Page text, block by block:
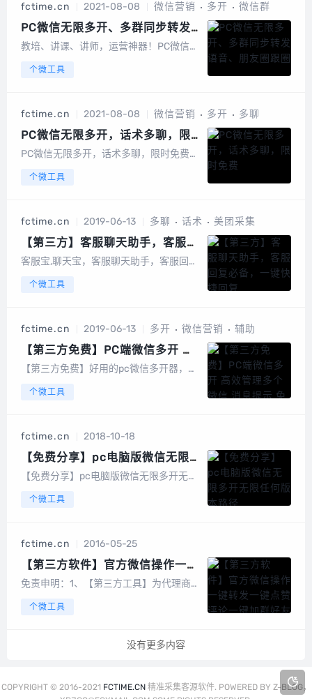
确认一下（怕收错了或漏收了），一款即
时...
fctime.cn 2021-08-08 微信营销 多开 微信群
PC微信无限多开、多群同步转发
语音、朋友圈跟圈
教培、讲课、讲师，运营神器！PC微信无
圈，企业微信同样适用1、支持跟发指定
词朋友圈到群或好友3、多群同步转发指
定群、指...
个微工具
fctime.cn 2021-08-08 微信营销 多开 多聊
PC微信无限多开，话术多聊，限
时免费
PC微信无限多开，话术多聊，限时免费初
哨，能做好基本功能，能真正体现它的价
同时登录多个账号，高频词话术编辑分
类，一...
个微工具
fctime.cn 2019-06-13 多聊 话术 美团采集
【第三方】客服聊天助手，客服回
复必备，一键快捷回复
客服宝,聊天宝，客服聊天助手，客服回复
宝，为了解决客服日常工作中，需要解答
信、千牛、咚咚等聊天...
个微工具
fctime.cn 2019-06-13 多开 微信营销 辅助
【第三方免费】PC端微信多开 高
效管理多个微信 消息提示 免扫登
【第三方免费】好用的pc微信多开器，第
信，消息提示，免扫登录优点：1.启动软
别二维码，自动获取下载地址...
个微工具
fctime.cn 2018-10-18
【免费分享】pc电脑版微信无限
多开无限任何版本路径
【免费分享】pc电脑版微信无限多开无限
网络，所有版权归原作者所有，所有安全
试当前版本发布后一直可以使用，请自行
测试...
个微工具
fctime.cn 2016-05-25
【第三方软件】官方微信操作一键
转发一键点赞评论一键加群好友
免责申明：1、【第三方工具】为代理商或
件联系方式仅作为软件使用指导！2、一
信的升级修复可能导致无法使用！3、毕
个微工具
没有更多内容
COPYRIGHT © 2016-2021 FCTIME.CN精准采集客源软件. POWERED BY Z-BLOG，